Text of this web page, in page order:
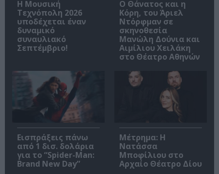
Η Μουσική
Τεχνόπολη 2026
υποδέχεται έναν
δυναμικό
συναυλιακό
Σεπτέμβριο!
Ο Θάνατος και η
Κόρη, του Άριελ
Ντόρφμαν σε
σκηνοθεσία
Μανώλη Δούνια και
Αιμίλιου Χειλάκη
στο Θέατρο Αθηνών
Εισπράξεις πάνω
από 1 δισ. δολάρια
για το “Spider-Man:
Brand New Day”
Μέτρημα: Η
Νατάσσα
Μποφίλιου στο
Αρχαίο Θέατρο Δίου